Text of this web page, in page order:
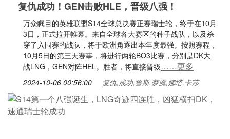
复仇成功！GEN击败HLE，晋级八强！
万众瞩目的英雄联盟S14全球总决赛正赛瑞士轮，终于在10月
3日，正式拉开帷幕。来自全球各大赛区的种子战队，以及杀
穿了入围赛的战队，将于欧洲角逐出本年度最强。按照赛程，
10月5日的第三天赛事，将进行两轮BO3比赛，分别是DK大
战LNG，GEN对阵HEL。胜者，将直接晋级……更多
2024-10-06 00:56:00 复仇,成功,鲁斯,梦魇,娜塔,卡莎